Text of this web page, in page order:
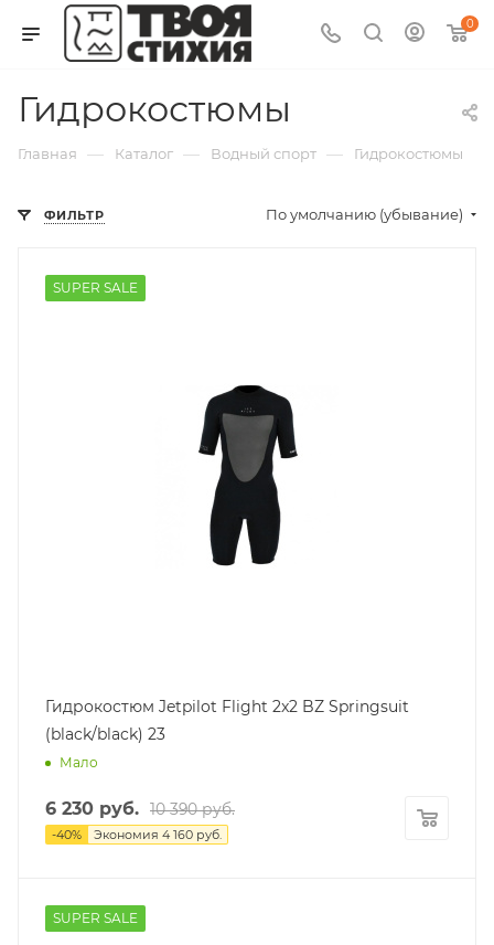
0
Гидрокостюмы
Главная — Каталог — Водный спорт — Гидрокостюмы
ФИЛЬТР По умолчанию (убывание)
SUPER SALE
Гидрокостюм Jetpilot Flight 2x2 BZ Springsuit
(black/black) 23
Мало
6 230 руб. 10 390руб.
-40% Экономия 4 160 руб.
SUPER SALE